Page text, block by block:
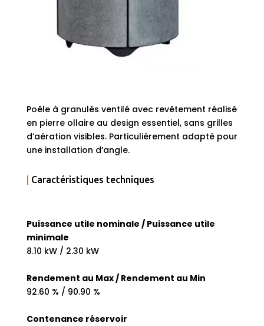
Poêle à granulés ventilé avec revêtement réalisé
en pierre ollaire au design essentiel, sans grilles
d’aération visibles. Particulièrement adapté pour
une installation d’angle.
Caractéristiques techniques
Puissance utile nominale / Puissance utile
minimale
8.10 kW / 2.30 kW
Rendement au Max / Rendement au Min
92.60 % / 90.90 %
Contenance réservoir